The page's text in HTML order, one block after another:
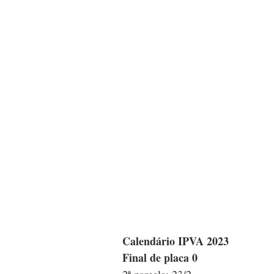
Calendário IPVA 2023
Final de placa 0